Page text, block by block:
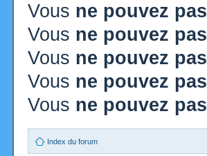
Vous ne pouvez pas
Vous ne pouvez pas
Vous ne pouvez pas
Vous ne pouvez pas
Vous ne pouvez pas
Index du forum